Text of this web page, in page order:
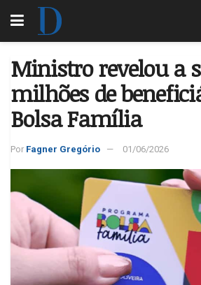
Ministro revelou a
milhões de
Bolsa Família
Por Fagner Gregório 01/06/2026